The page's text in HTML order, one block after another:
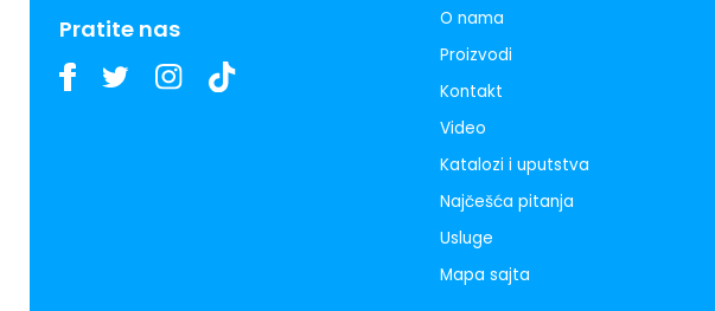
Pratite nas
O nama
Proizvodi
Kontakt
Video
Katalozi i uputstva
Najčešća pitanja
Usluge
Mapa sajta